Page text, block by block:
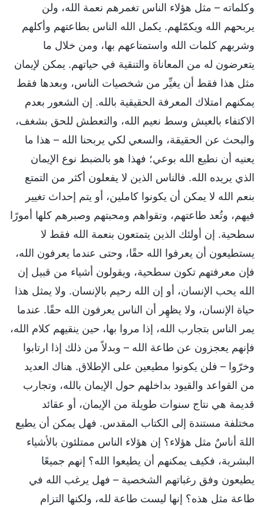
وكلماته – مثل هؤلاء الناس تغمرهم نعمة الله، ولن
يربحهم الله ويكمّلهم. يكمل الله الناس بطاعتهم وأكلهم
وشربهم كلمات الله واستمتاعهم بها، ومن خلال ما
يتعرضون له من المعاناة والتنقية في حياتهم. يمكن لإيمان
مثل هذا فقط أن يغيِّر من شخصيات الناس، وبعدها فقط
يمكنهم امتلاك المعرفة الحقيقية بالله. إن الشعور بعدم
الاكتفاء بالعيش وسط نعيم الله، والتعطش للحق بشغف،
والبحث عن الحقيقة، والسعي لكي يربحنا الله – هذا ما
يعنيه أن نطيع الله بوعي؛ فهذا هو بالضبط نوع الإيمان
الذي يريده الله. فالناس الذين لا يفعلون أكثر من التمتع
بنعم الله لا يمكن أن يكونوا كاملين، أو يتم إحداث تغيير
فيهم، وتُعد طاعتهم، وتقواهم ومحبتهم وصبرهم كلها أمورًا
سطحية. إن أولئك الذين يتمتعون بنعمة الله فقط لا
يستطيعون أن يعرفوا الله حقًا، وحتى عندما يعرفون الله،
فإن معرفتهم تكون سطحية، ويقولون أشياء من قبيل إن
الله يحب الإنسان، أو إن الله رحيم بالإنسان. ولا يمثل هذا
حياة الإنسان، ولا يظهِر أن الناس يعرفون الله حقًا. عندما
يمر الناس بتجارب الله، إذا مروا بها، حين ينقيهم كلام الله،
فإنهم يعجزون عن طاعة الله – وبدلاً من ذلك إذا ارتابوا
وخرّوا – فلن يكونوا مطيعين على الإطلاق. هناك العديد
من القواعد والقيود بداخلهم حول الإيمان بالله، وتجارب
قديمة هي نتاج سنوات طويلة من الإيمان، أو عقائد
مختلفة مستندة إلى الكتاب المقدس. فهل يمكن أن يطيع
اللهَ أناسٌ مثل هؤلاء؟ إن هؤلاء الناس ممتلئون بالأشياء
البشرية، فكيف يمكنهم أن يطيعوا الله؟ إنهم جميعًا
يطيعون وفق رغباتهم الشخصية – فهل يرغب الله في
طاعة مثل هذه؟ إنها ليست طاعة لله، ولكنها التزام